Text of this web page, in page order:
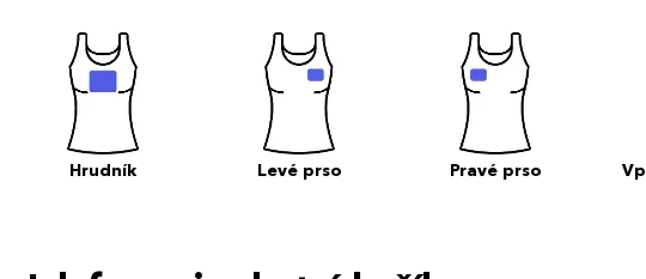
Hrudník Levé prso Pravé prso